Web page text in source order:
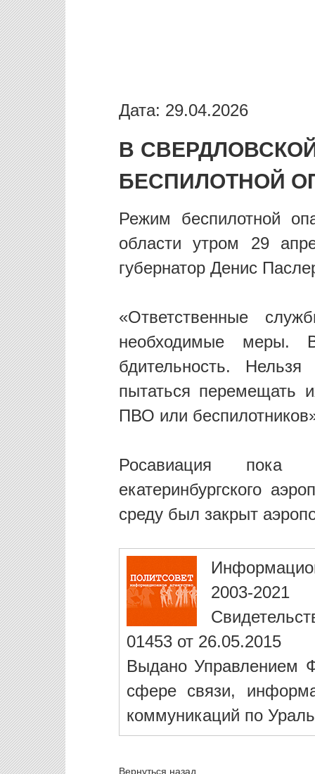
Дата: 29.04.2026
В
БЕСПИЛОТНОЙ
Режим беспилотной
области утром 29
губернатор Денис
«Ответственные
необходимые меры.
бдительность.
пытаться перемещать
ПВО или
Росавиация
екатеринбургского
среду был закрыт
2003-2021
01453 от 26.05.2015
Выдано Управлением
сфере связи,
коммуникаций по
Вернуться назад